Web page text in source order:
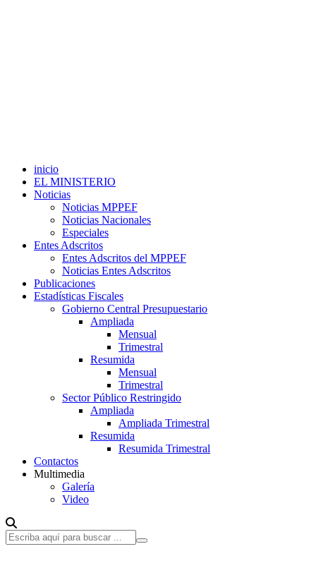
inicio
EL MINISTERIO
Noticias
Noticias MPPEF
Noticias Nacionales
Especiales
Entes Adscritos
Entes Adscritos del MPPEF
Noticias Entes Adscritos
Publicaciones
Estadísticas Fiscales
Gobierno Central Presupuestario
Ampliada
Mensual
Trimestral
Resumida
Mensual
Trimestral
Sector Público Restringido
Ampliada
Ampliada Trimestral
Resumida
Resumida Trimestral
Contactos
Multimedia
Galería
Video